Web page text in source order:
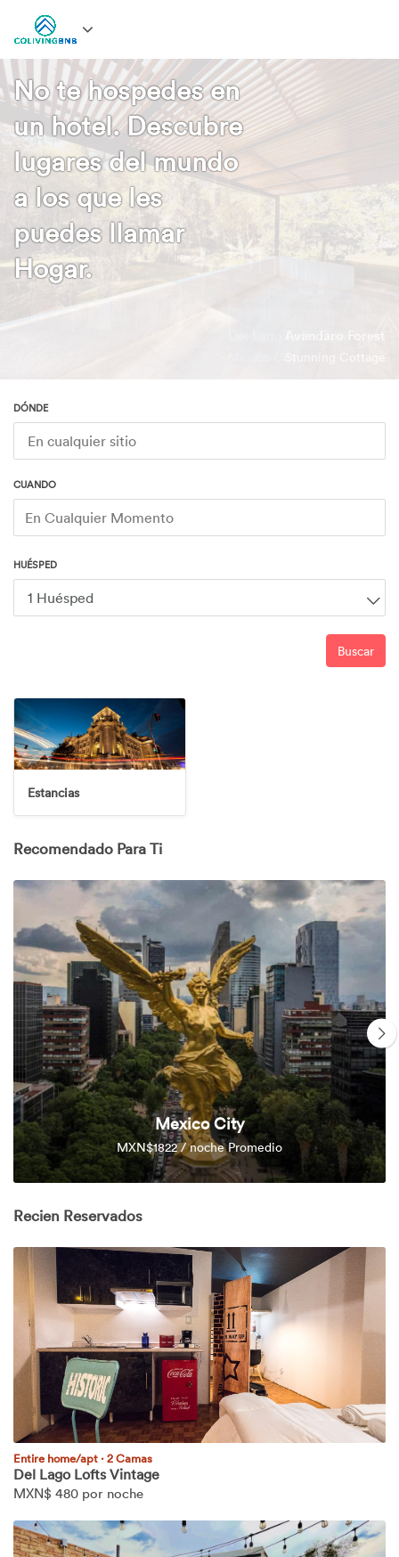
No te hospedes en
un hotel. Descubre
lugares del mundo
a los que les
puedes llamar
Hogar.
Avandaro Forest
Stunning Cottage
DÓNDE
CUANDO
Llegada - Salida
En Cualquier Momento
HUÉSPED
Buscar
Estancias
Recomendado Para Ti
Mexico City
MXN$1822 / noche Promedio
Recien Reservados
Entire home/apt ·2 Camas
Del Lago Lofts Vintage
MXN$ 480 por noche